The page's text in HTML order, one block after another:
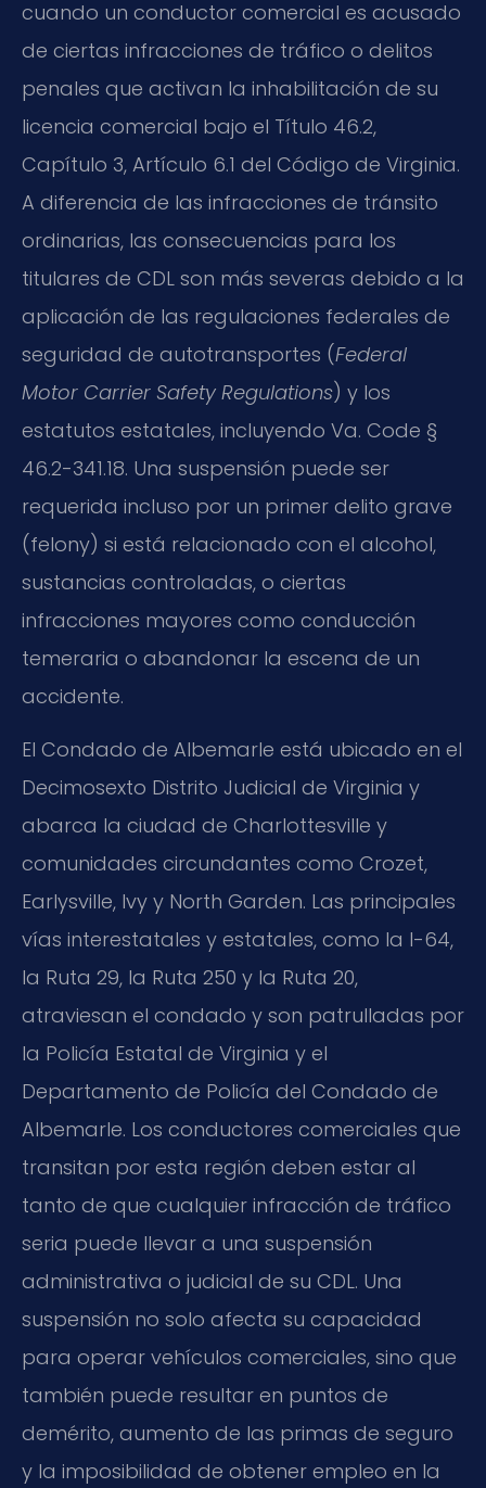
cuando un conductor comercial es acusado
de ciertas infracciones de tráfico o delitos
penales que activan la inhabilitación de su
licencia comercial bajo el Título 46.2,
Capítulo 3, Artículo 6.1 del Código de Virginia.
A diferencia de las infracciones de tránsito
ordinarias, las consecuencias para los
titulares de CDL son más severas debido a la
aplicación de las regulaciones federales de
seguridad de autotransportes (Federal
Motor Carrier Safety Regulations) y los
estatutos estatales, incluyendo Va. Code §
46.2-341.18. Una suspensión puede ser
requerida incluso por un primer delito grave
(felony) si está relacionado con el alcohol,
sustancias controladas, o ciertas
infracciones mayores como conducción
temeraria o abandonar la escena de un
accidente.
El Condado de Albemarle está ubicado en el
Decimosexto Distrito Judicial de Virginia y
abarca la ciudad de Charlottesville y
comunidades circundantes como Crozet,
Earlysville, Ivy y North Garden. Las principales
vías interestatales y estatales, como la I-64,
la Ruta 29, la Ruta 250 y la Ruta 20,
atraviesan el condado y son patrulladas por
la Policía Estatal de Virginia y el
Departamento de Policía del Condado de
Albemarle. Los conductores comerciales que
transitan por esta región deben estar al
tanto de que cualquier infracción de tráfico
seria puede llevar a una suspensión
administrativa o judicial de su CDL. Una
suspensión no solo afecta su capacidad
para operar vehículos comerciales, sino que
también puede resultar en puntos de
demérito, aumento de las primas de seguro
y la imposibilidad de obtener empleo en la